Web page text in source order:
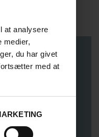
at analysere
medier,
du har givet
med at